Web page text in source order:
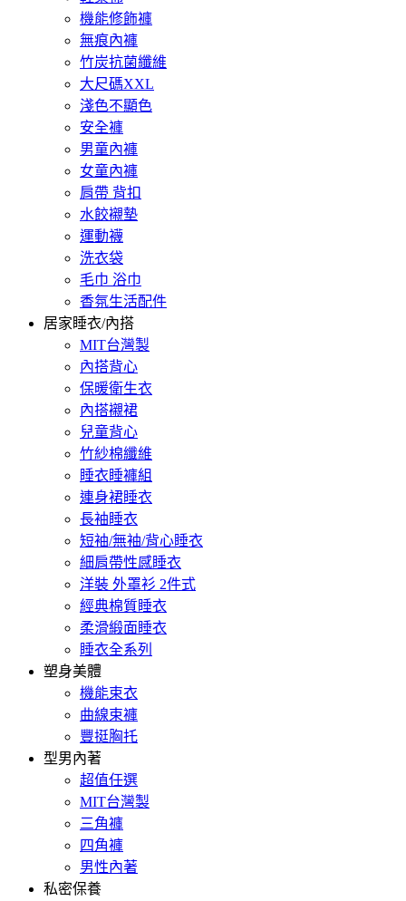
機能修飾褲
無痕內褲
竹炭抗菌纖維
大尺碼XXL
淺色不顯色
安全褲
男童內褲
女童內褲
肩帶 背扣
水餃襯墊
運動襪
洗衣袋
毛巾 浴巾
香氛生活配件
居家睡衣/內搭
MIT台灣製
內搭背心
保暖衛生衣
內搭襯裙
兒童背心
竹紗棉纖維
睡衣睡褲組
連身裙睡衣
長袖睡衣
短袖/無袖/背心睡衣
細肩帶性感睡衣
洋裝 外罩衫 2件式
經典棉質睡衣
柔滑緞面睡衣
睡衣全系列
塑身美體
機能束衣
曲線束褲
豐挺胸托
型男內著
超值任選
MIT台灣製
三角褲
四角褲
男性內著
私密保養